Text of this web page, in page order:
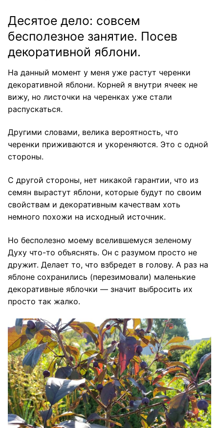
Десятое дело: совсем
бесполезное занятие. Посев
декоративной яблони.
На данный момент у меня уже растут черенки
декоративной яблони. Корней я внутри ячеек не
вижу, но листочки на черенках уже стали
распускаться.
Другими словами, велика вероятность, что
черенки приживаются и укореняются. Это с одной
стороны.
С другой стороны, нет никакой гарантии, что из
семян вырастут яблони, которые будут по своим
свойствам и декоративным качествам хоть
немного похожи на исходный источник.
Но бесполезно моему вселившемуся зеленому
Духу что-то объяснять. Он с разумом просто не
дружит. Делает то, что взбредет в голову. А раз на
яблоне сохранились (перезимовали) маленькие
декоративные яблочки — значит выбросить их
просто так жалко.